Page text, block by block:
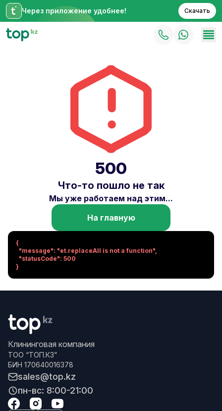
Через приложение удобнее! Скачать
500
Что-то пошло не так
Мы уже работаем над этим...
На главную
{
}
Клининговая компания
ТОО “ТОП.КЗ”
БИН 170640016378
sales@top.kz
пн-вс: 8:00-21:00